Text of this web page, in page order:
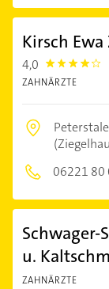
Kirsch
4,0 4.0
ZAHNÄRZTE
06221 80
u.
ZAHNÄRZTE